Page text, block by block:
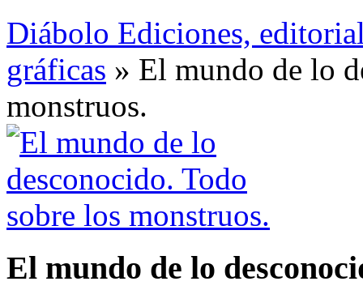
Diábolo Ediciones,
gráficas » El mundo de lo
monstruos.
El mundo de lo